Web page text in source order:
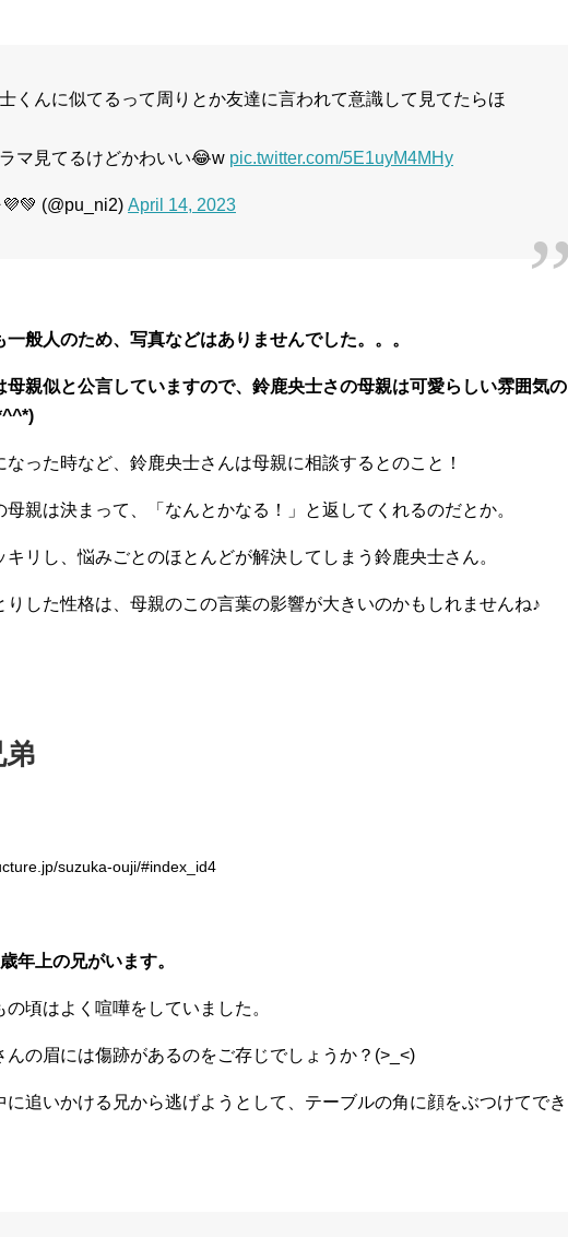
くんに似てるって周りとか友達に言われて意識して見てたらほ
マ見てるけどかわいい😂w pic.twitter.com/5E1uyM4MHy
(@pu_ni2) April 14, 2023
般人のため、写真などはありませんでした。。。
母親似と公言していますので、鈴鹿央士さの母親は可愛らしい雰囲気の
った時など、鈴鹿央士さんは母親に相談するとのこと！
親は決まって、「なんとかなる！」と返してくれるのだとか。
リし、悩みごとのほとんどが解決してしまう鈴鹿央士さん。
りした性格は、母親のこの言葉の影響が大きいのかもしれませんね♪
弟
suzuka-ouji/#index_id4
年上の兄がいます。
頃はよく喧嘩をしていました。
んの眉には傷跡があるのをご存じでしょうか？(>_<)
に追いかける兄から逃げようとして、テーブルの角に顔をぶつけてでき